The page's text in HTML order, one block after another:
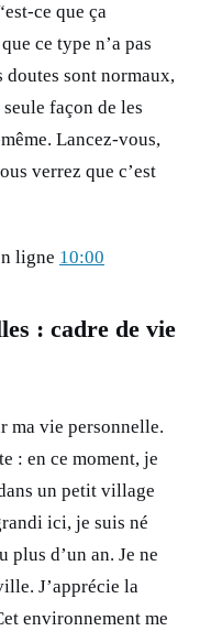
ce que ça
ce type n’a pas
doutes sont normaux,
façon de les
Lancez-vous,
verrez que c’est
ligne 10:00
: cadre de vie
ma vie personnelle.
: en ce moment, je
un petit village
ici, je suis né
plus d’un an. Je ne
J’apprécie la
environnement me